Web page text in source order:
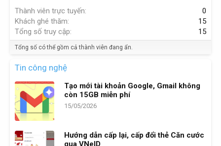
Thành viên trực tuyến
0
Khách ghé thăm
15
Tổng số truy cập
15
Tổng số có thể gồm cả thành viên đang ẩn.
Tin công nghệ
Tạo mới tài khoản Google, Gmail không
còn 15GB miễn phí
15/05/2026
Hướng dẫn cấp lại, cấp đổi thẻ Căn cước